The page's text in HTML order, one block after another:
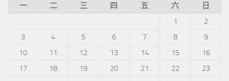
一
二 三 四 五 六
日
1
2
3
4 5 6 7 8
9
10
11 12 13 14 15
16
17
18 19 20 21 22
23